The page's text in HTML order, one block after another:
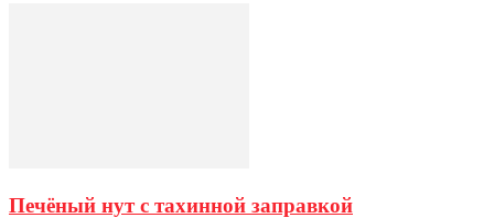
Печёный нут с тахинной заправкой